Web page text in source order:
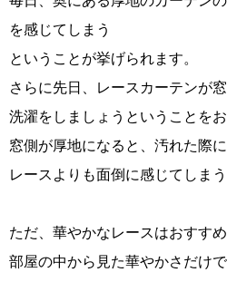
を感じてしまう
ということが挙げられます。
さらに先日、レースカーテンが
洗濯をしましょうということを
窓側が厚地になると、汚れた際
レースよりも面倒に感じてしま
ただ、華やかなレースはおすすめ
部屋の中から見た華やかさだけで